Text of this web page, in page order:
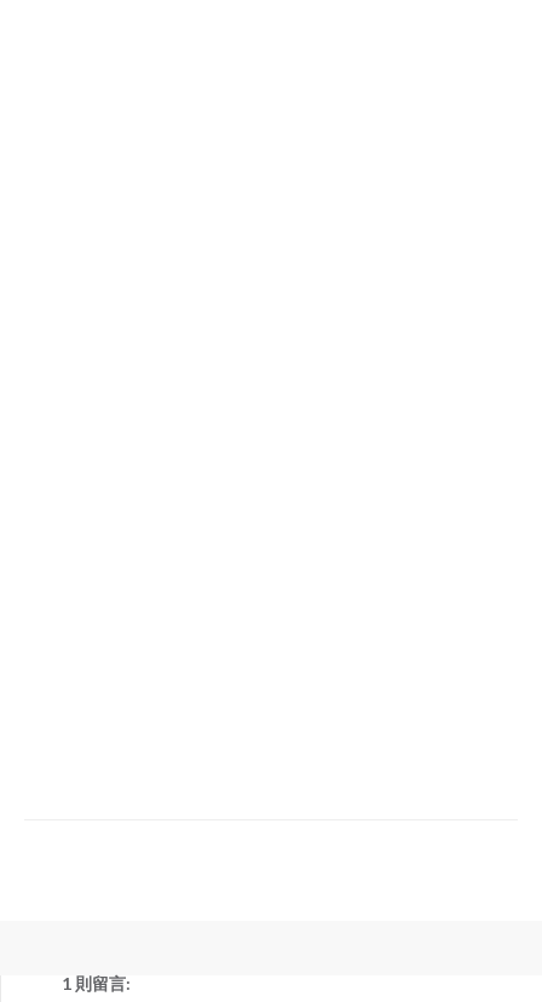
1 則留言: